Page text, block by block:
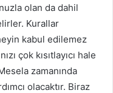
olan da dahil
Kurallar
kabul edilemez
çok kısıtlayıcı hale
zamanında
olacaktır. Biraz